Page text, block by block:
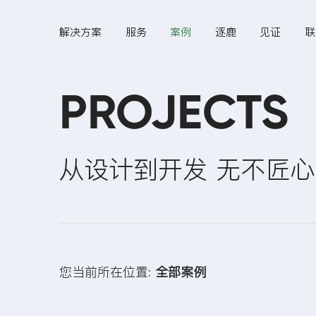
解决方案 服务 案例 逐鹿 见证
PROJECTS
从设计到开发 无不匠
您当前所在位置: 全部案例
Hi,
认真聆听您的需求
是我们最重要的工作之
一...